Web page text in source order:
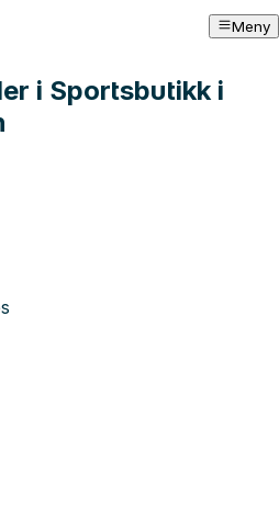
Meny
i Sportsbutikk i